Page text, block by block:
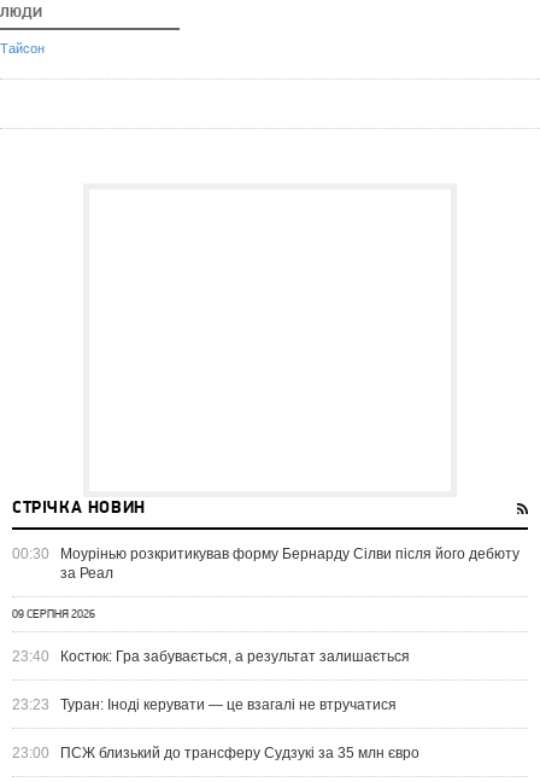
ЛЮДИ
Тайсон
СТРІЧКА НОВИН
00:30
Моурінью розкритикував форму Бернарду Сілви після його дебюту
за Реал
09 СЕРПНЯ 2026
23:40 Костюк: Гра забувається, а результат залишається
23:23 Туран: Іноді керувати — це взагалі не втручатися
23:00 ПСЖ близький до трансферу Судзукі за 35 млн євро